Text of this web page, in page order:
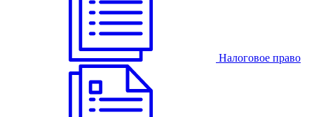
Налоговое право